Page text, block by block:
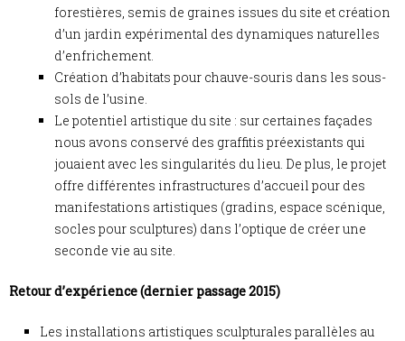
forestières, semis de graines issues du site et création
d’un jardin expérimental des dynamiques naturelles
d’enfrichement.
Création d’habitats pour chauve-souris dans les sous-
sols de l’usine.
Le potentiel artistique du site : sur certaines façades
nous avons conservé des graffitis préexistants qui
jouaient avec les singularités du lieu. De plus, le projet
offre différentes infrastructures d’accueil pour des
manifestations artistiques (gradins, espace scénique,
socles pour sculptures) dans l’optique de créer une
seconde vie au site.
Retour d’expérience (dernier passage 2015)
Les installations artistiques sculpturales parallèles au